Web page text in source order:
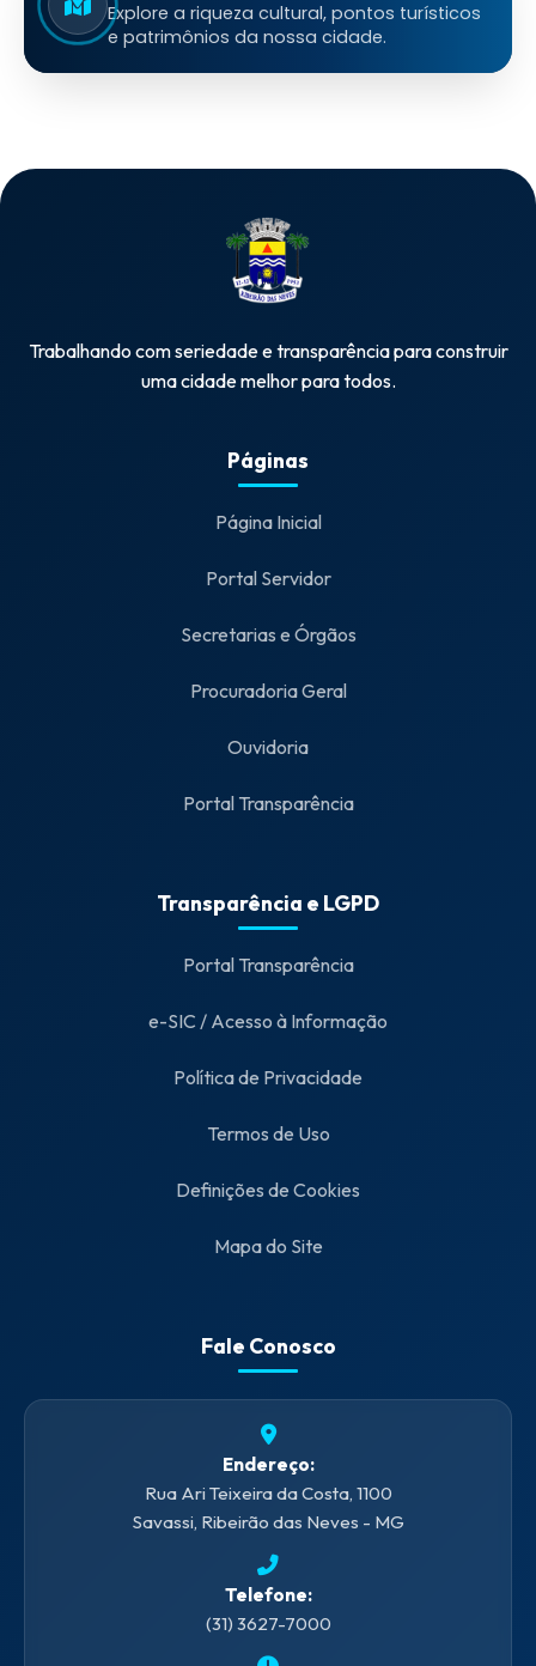
Explore a riqueza cultural, pontos turísticos
e patrimônios da nossa cidade.
Trabalhando com seriedade e transparência para construir
uma cidade melhor para todos.
Páginas
Página Inicial
Portal Servidor
Secretarias e Órgãos
Procuradoria Geral
Ouvidoria
Portal Transparência
Transparência e LGPD
Portal Transparência
e-SIC / Acesso à Informação
Política de Privacidade
Termos de Uso
Definições de Cookies
Mapa do Site
Fale Conosco
Endereço:
Rua Ari Teixeira da Costa, 1100
Savassi, Ribeirão das Neves - MG
Telefone:
(31) 3627-7000